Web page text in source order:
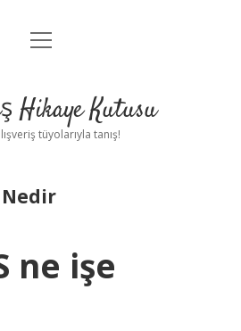
Anasayfa
Yasal Uyarı
menüyü
Hikaye Kutusu
tüyolarıyla tanış!
Nedir
ne işe